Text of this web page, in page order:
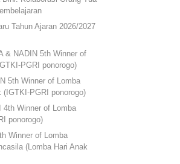
Tahun Ajaran 2026/2027
& NADIN 5th Winner of
PGRI ponorogo)
5th Winner of Lomba
(IGTKI-PGRI ponorogo)
4th Winner of Lomba
ponorogo)
Winner of Lomba
(Lomba Hari Anak